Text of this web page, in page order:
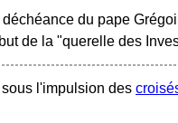
du pape
de la "querelle des
l'impulsion des